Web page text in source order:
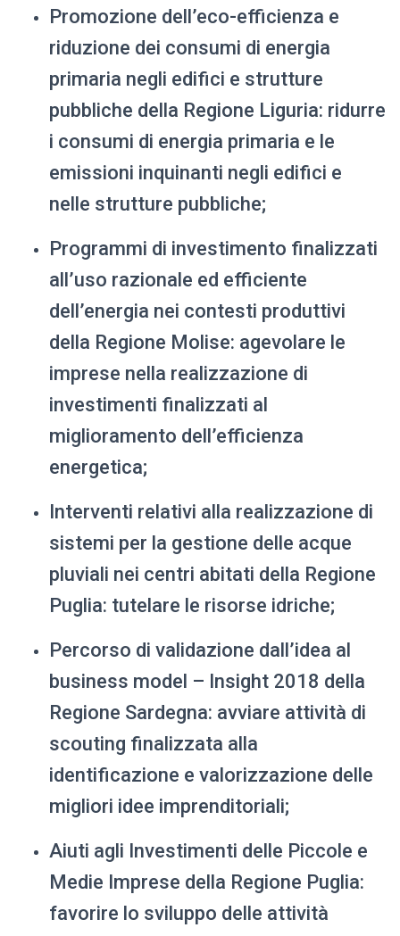
Promozione dell’eco-efficienza e
riduzione dei consumi di energia
primaria negli edifici e strutture
pubbliche della Regione Liguria: ridurre
i consumi di energia primaria e le
emissioni inquinanti negli edifici e
nelle strutture pubbliche;
Programmi di investimento finalizzati
all’uso razionale ed efficiente
dell’energia nei contesti produttivi
della Regione Molise: agevolare le
imprese nella realizzazione di
investimenti finalizzati al
miglioramento dell’efficienza
energetica;
Interventi relativi alla realizzazione di
sistemi per la gestione delle acque
pluviali nei centri abitati della Regione
Puglia: tutelare le risorse idriche;
Percorso di validazione dall’idea al
business model – Insight 2018 della
Regione Sardegna: avviare attività di
scouting finalizzata alla
identificazione e valorizzazione delle
migliori idee imprenditoriali;
Aiuti agli Investimenti delle Piccole e
Medie Imprese della Regione Puglia:
favorire lo sviluppo delle attività